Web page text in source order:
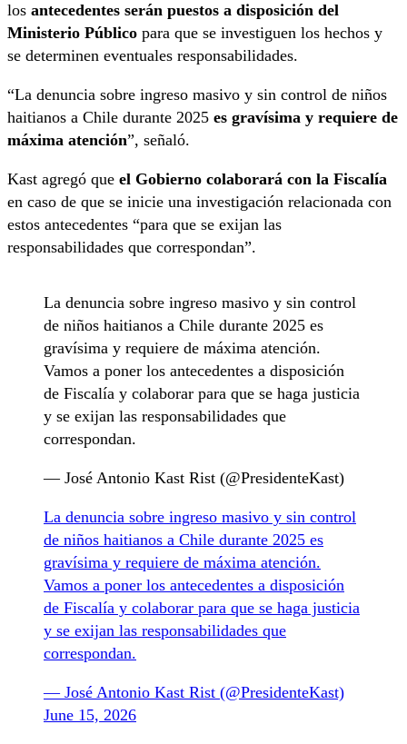
los antecedentes serán puestos a disposición del
Ministerio Público para que se investiguen los hechos y
se determinen eventuales responsabilidades.
“La denuncia sobre ingreso masivo y sin control de niños
haitianos a Chile durante 2025 es gravísima y requiere de
máxima atención”, señaló.
Kast agregó que el Gobierno colaborará con la Fiscalía
en caso de que se inicie una investigación relacionada con
estos antecedentes “para que se exijan las
responsabilidades que correspondan”.
La denuncia sobre ingreso masivo y sin control
de niños haitianos a Chile durante 2025 es
gravísima y requiere de máxima atención.
Vamos a poner los antecedentes a disposición
de Fiscalía y colaborar para que se haga justicia
y se exijan las responsabilidades que
correspondan.
— José Antonio Kast Rist (@PresidenteKast)
La denuncia sobre ingreso masivo y sin control
de niños haitianos a Chile durante 2025 es
gravísima y requiere de máxima atención.
Vamos a poner los antecedentes a disposición
de Fiscalía y colaborar para que se haga justicia
y se exijan las responsabilidades que
correspondan.
— José Antonio Kast Rist (@PresidenteKast)
June 15, 2026